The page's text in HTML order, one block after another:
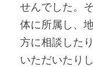
せんでした。
体に所属し、
方に相談した
いただいたり